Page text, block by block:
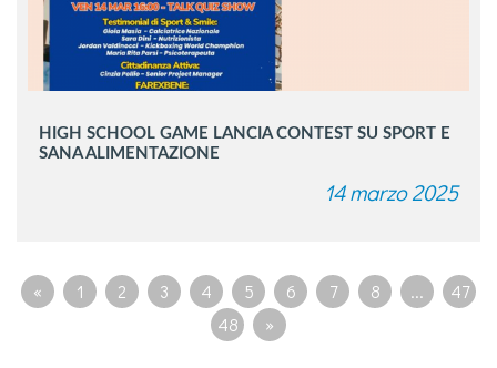
HIGH SCHOOL GAME LANCIA CONTEST SU SPORT E
SANA ALIMENTAZIONE
14 marzo 2025
« 1 2 3 4 5 6 7 8 ...
47
48
»